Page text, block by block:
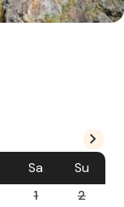
Sa
Su
1
2